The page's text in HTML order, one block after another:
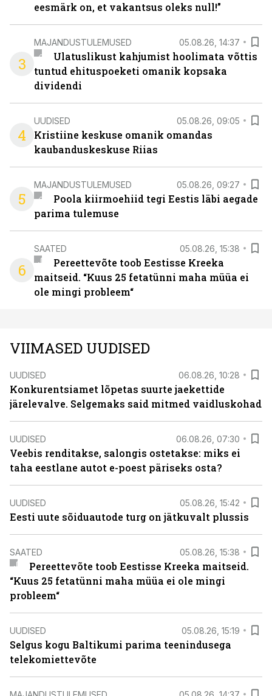
eesmärk on, et vakantsus oleks null!”
3
MAJANDUSTULEMUSED 05.08.26, 14:37
Ulatuslikust kahjumist hoolimata võttis
tuntud ehituspoeketi omanik kopsaka
dividendi
4
UUDISED 05.08.26, 09:05
Kristiine keskuse omanik omandas
kaubanduskeskuse Riias
5
MAJANDUSTULEMUSED 05.08.26, 09:27
Poola kiirmoehiid tegi Eestis läbi aegade
parima tulemuse
6
SAATED 05.08.26, 15:38
Pereettevõte toob Eestisse Kreeka
maitseid. “Kuus 25 fetatünni maha müüa ei
ole mingi probleem“
VIIMASED UUDISED
UUDISED 06.08.26, 10:28
Konkurentsiamet lõpetas suurte jaekettide
järelevalve. Selgemaks said mitmed vaidluskohad
UUDISED 06.08.26, 07:30
Veebis renditakse, salongis ostetakse: miks ei
taha eestlane autot e-poest päriseks osta?
UUDISED 05.08.26, 15:42
Eesti uute sõiduautode turg on jätkuvalt plussis
SAATED 05.08.26, 15:38
Pereettevõte toob Eestisse Kreeka maitseid.
“Kuus 25 fetatünni maha müüa ei ole mingi
probleem“
UUDISED 05.08.26, 15:19
Selgus kogu Baltikumi parima teenindusega
telekomiettevõte